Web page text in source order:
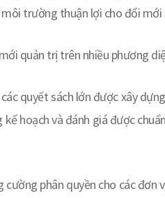
trường thuận lợi cho đổi
quản trị trên nhiều phương
quyết sách lớn được xây
hoạch và đánh giá được
phân quyền cho các đơn